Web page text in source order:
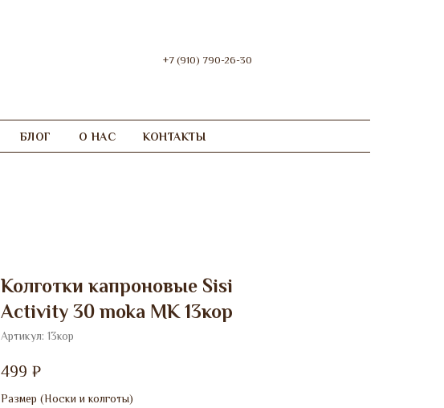
+7 (910) 790-26-30
БЛОГ О НАС КОНТАКТЫ
Колготки капроновые Sisi
Activity 30 moka МК 13кор
Артикул: 13кор
499 ₽
Размер (Носки и колготы)